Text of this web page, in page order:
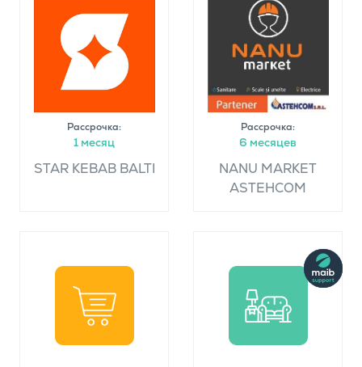
Рассрочка:
1 месяц
STAR KEBAB BALTI
Рассрочка:
6 месяцев
NANU MARKET
ASTEHCOM